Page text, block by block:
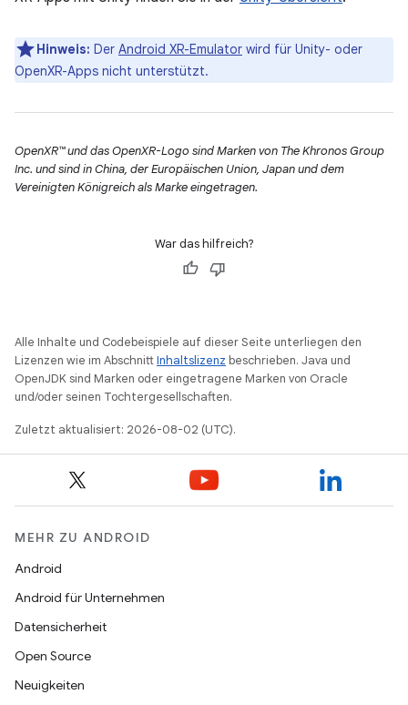
Hinweis: Der Android XR-Emulator wird für Unity- oder
OpenXR-Apps nicht unterstützt.
OpenXR™ und das OpenXR-Logo sind Marken von The Khronos Group
Inc. und sind in China, der Europäischen Union, Japan und dem
Vereinigten Königreich als Marke eingetragen.
War das hilfreich?
Alle Inhalte und Codebeispiele auf dieser Seite unterliegen den
Lizenzen wie im AbschnittInhaltslizenz beschrieben. Java und
OpenJDK sind Marken oder eingetragene Marken von Oracle
und/oder seinen Tochtergesellschaften.
Zuletzt aktualisiert: 2026-08-02 (UTC).
MEHR ZU ANDROID
Android
Android für Unternehmen
Datensicherheit
Open Source
Neuigkeiten